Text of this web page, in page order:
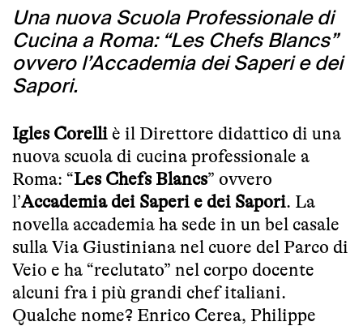
Una nuova Scuola Professionale di
Cucina a Roma: “Les Chefs Blancs”
ovvero l’Accademia dei Saperi e dei
Sapori.
Igles Corelli è il Direttore didattico di una
nuova scuola di cucina professionale a
Roma: “Les Chefs Blancs” ovvero
l’Accademia dei Saperi e dei Sapori. La
novella accademia ha sede in un bel casale
sulla Via Giustiniana nel cuore del Parco di
Veio e ha “reclutato” nel corpo docente
alcuni fra i più grandi chef italiani.
Qualche nome? Enrico Cerea, Philippe